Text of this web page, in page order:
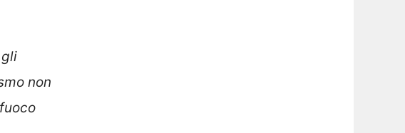
non